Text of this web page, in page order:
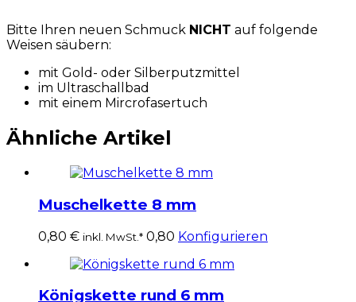
Bitte Ihren neuen Schmuck NICHT auf folgende
Weisen säubern:
mit Gold- oder Silberputzmittel
im Ultraschallbad
mit einem Mircrofasertuch
Ähnliche Artikel
Muschelkette 8 mm
0,80 € inkl. MwSt.* 0,80 Konfigurieren
Königskette rund 6 mm